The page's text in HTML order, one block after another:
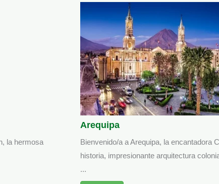
la hermosa
Arequipa
Bienvenido/a a Arequipa, la encantadora
historia, impresionante arquitectura
...